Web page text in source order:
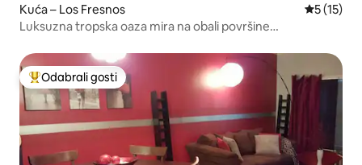
Kuća – Los Fresnos Prosječna
5 (15)
Luksuzna tropska oaza mira na obali površine
Među najviše rangiranima s oznakom „Odabrali gosti”
Odabrali gosti